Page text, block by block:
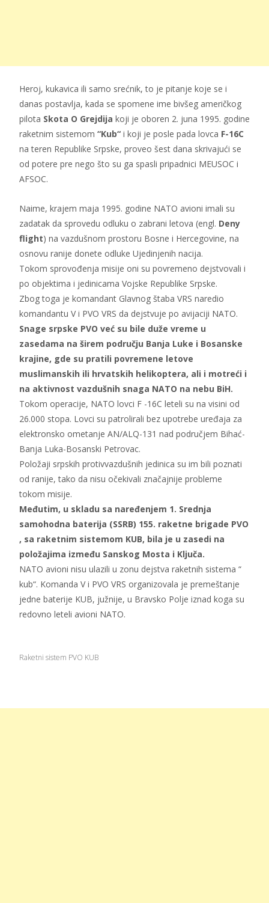
Heroj, kukavica ili samo srećnik, to je pitanje koje se i
danas postavlja, kada se spomene ime bivšeg američkog
pilota Skota O Grejdija koji je oboren 2. juna 1995. godine
raketnim sistemom “Kub“ i koji je posle pada lovca F-16C
na teren Republike Srpske, proveo šest dana skrivajući se
od potere pre nego što su ga spasli pripadnici MEUSOC i
AFSOC.
Naime, krajem maja 1995. godine NATO avioni imali su
zadatak da sprovedu odluku o zabrani letova (engl. Deny
flight) na vazdušnom prostoru Bosne i Hercegovine, na
osnovu ranije donete odluke Ujedinjenih nacija.
Tokom sprovođenja misije oni su povremeno dejstvovali i
po objektima i jedinicama Vojske Republike Srpske.
Zbog toga je komandant Glavnog štaba VRS naredio
komandantu V i PVO VRS da dejstvuje po avijaciji NATO.
Snage srpske PVO već su bile duže vreme u
zasedama na širem području Banja Luke i Bosanske
krajine, gde su pratili povremene letove
muslimanskih ili hrvatskih helikoptera, ali i motreći i
na aktivnost vazdušnih snaga NATO na nebu BiH.
Tokom operacije, NATO lovci F -16C leteli su na visini od
26.000 stopa. Lovci su patrolirali bez upotrebe uređaja za
elektronsko ometanje AN/ALQ-131 nad područjem Bihać-
Banja Luka-Bosanski Petrovac.
Položaji srpskih protivvazdušnih jedinica su im bili poznati
od ranije, tako da nisu očekivali značajnije probleme
tokom misije.
Međutim, u skladu sa naređenjem 1. Srednja
samohodna baterija (SSRB) 155. raketne brigade PVO
, sa raketnim sistemom KUB, bila je u zasedi na
položajima između Sanskog Mosta i Ključa.
NATO avioni nisu ulazili u zonu dejstva raketnih sistema “
kub“. Komanda V i PVO VRS organizovala je premeštanje
jedne baterije KUB, južnije, u Bravsko Polje iznad koga su
redovno leteli avioni NATO.
Raketni sistem PVO KUB